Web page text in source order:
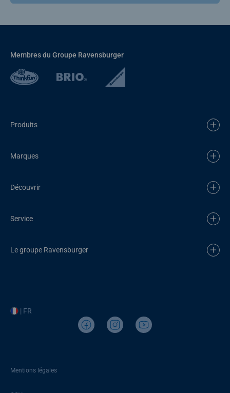
Membres du Groupe Ravensburger
Produits
Marques
Découvrir
Service
Le groupe Ravensburger
| FR
Mentions légales